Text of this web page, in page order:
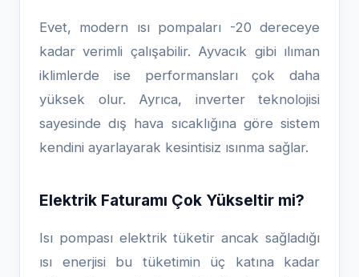
Evet, modern ısı pompaları -20 dereceye
kadar verimli çalışabilir. Ayvacık gibi ılıman
iklimlerde ise performansları çok daha
yüksek olur. Ayrıca, inverter teknolojisi
sayesinde dış hava sıcaklığına göre sistem
kendini ayarlayarak kesintisiz ısınma sağlar.
Elektrik Faturamı Çok Yükseltir mi?
Isı pompası elektrik tüketir ancak sağladığı
ısı enerjisi bu tüketimin üç katına kadar